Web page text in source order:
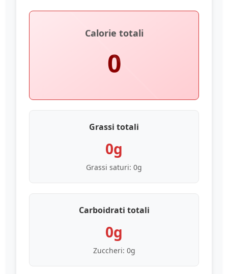
Calorie totali
0
Grassi totali
0g
Grassi saturi: 0g
Carboidrati totali
0g
Zuccheri: 0g